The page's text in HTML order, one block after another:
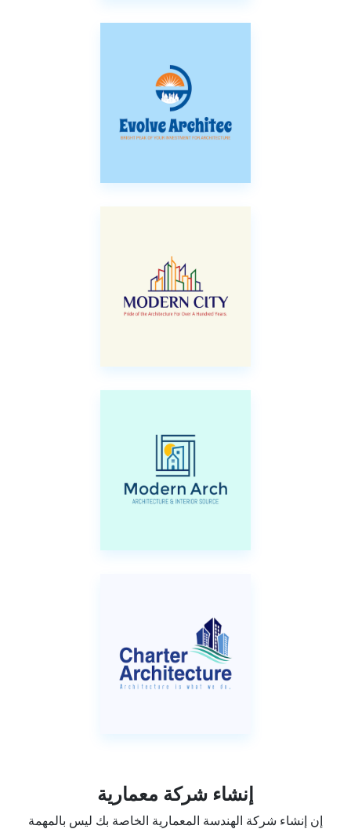
إنشاء شركة معمارية
إن إنشاء شركة الهندسة المعمارية الخاصة بك ليس بالمهمة